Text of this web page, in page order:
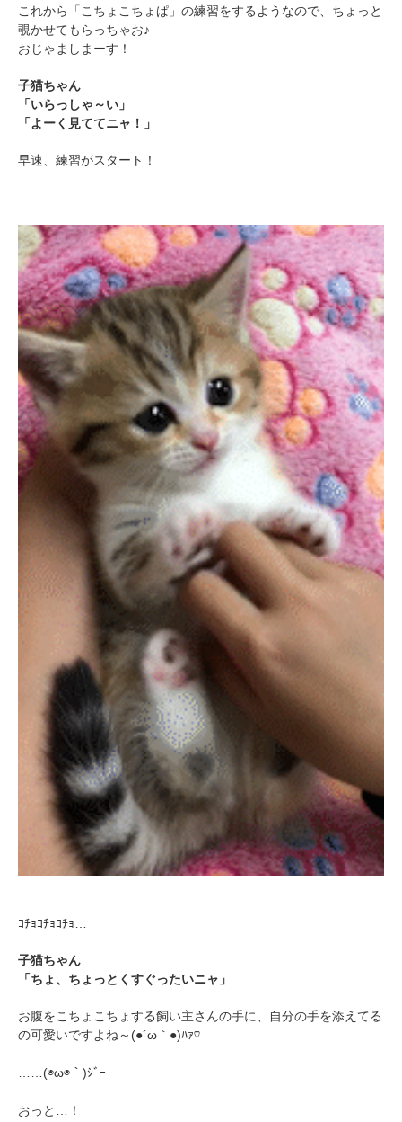
これから「こちょこちょぱ」の練習をするようなので、ちょっと
覗かせてもらっちゃお♪
おじゃましまーす！
子猫ちゃん
「いらっしゃ～い」
「よーく見ててニャ！」
早速、練習がスタート！
ｺﾁｮｺﾁｮｺﾁｮ…
子猫ちゃん
「ちょ、ちょっとくすぐったいニャ」
お腹をこちょこちょする飼い主さんの手に、自分の手を添えてる
の可愛いですよね～(●´ω｀●)ﾊｧ♡
……(◉ω◉｀)ｼﾞｰ
おっと…！